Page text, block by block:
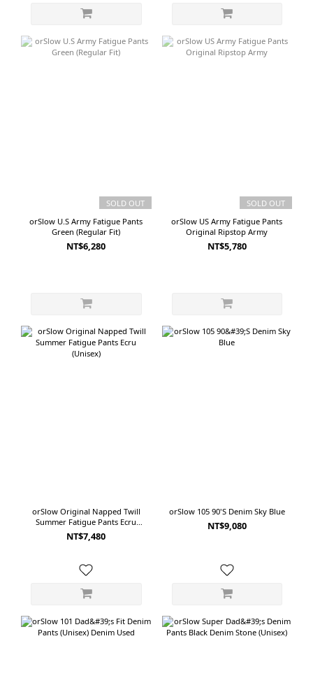
SOLD OUT
orSlow U.S Army Fatigue Pants
Green (Regular Fit)
NT$6,280
SOLD OUT
orSlow US Army Fatigue Pants
Original Ripstop Army
NT$5,780
orSlow Original Napped Twill
Summer Fatigue Pants Ecru
(Unisex)
NT$7,480
orSlow 105 90'S Denim Sky Blue
NT$9,080